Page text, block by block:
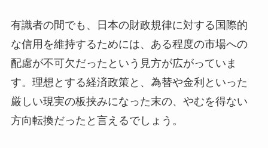
有識者の間でも、日本の財政規律に対する国際的
な信用を維持するためには、ある程度の市場への
配慮が不可欠だったという見方が広がっていま
す。理想とする経済政策と、為替や金利といった
厳しい現実の板挟みになった末の、やむを得ない
方向転換だったと言えるでしょう。